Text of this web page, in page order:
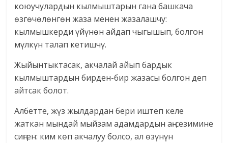
коюучулардын кылмыштарын гана башкача
өзгөчөлөнгөн жаза менен жазалашчу:
кылмышкерди үйүнөн айдап чыгышып, болгон
мүлкүн талап кетишчү.
Жыйынтыктасак, акчалай айып бардык
кылмыштардын бирден-бир жазасы болгон деп
айтсак болот.
Албетте, жүз жылдардан бери иштеп келе
жаткан мындай мыйзам адамдардын аң-сезимине
сиңген: ким көп акчалуу болсо, ал өзүнүн